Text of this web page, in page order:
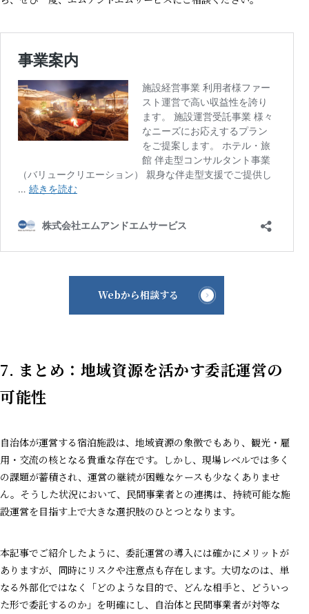
Webから相談する
7. まとめ：地域資源を活かす委託運営の
可能性
自治体が運営する宿泊施設は、地域資源の象徴でもあり、観光・雇
用・交流の核となる貴重な存在です。しかし、現場レベルでは多く
の課題が蓄積され、運営の継続が困難なケースも少なくありませ
ん。そうした状況において、民間事業者との連携は、持続可能な施
設運営を目指す上で大きな選択肢のひとつとなります。
本記事でご紹介したように、委託運営の導入には確かにメリットが
ありますが、同時にリスクや注意点も存在します。大切なのは、単
なる外部化ではなく「どのような目的で、どんな相手と、どういっ
た形で委託するのか」を明確にし、自治体と民間事業者が対等な